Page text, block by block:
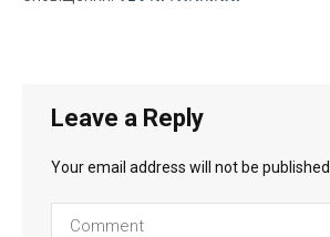
Leave a Reply
Your email address will not be published.